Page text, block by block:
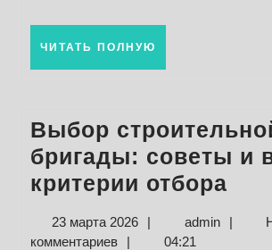
ЧИТАТЬ ПОЛНУЮ
Выбор
бригады: советы и
критерии отбора
23 марта 202623
марта
| adminadmin
|
комментариев
| 04:21